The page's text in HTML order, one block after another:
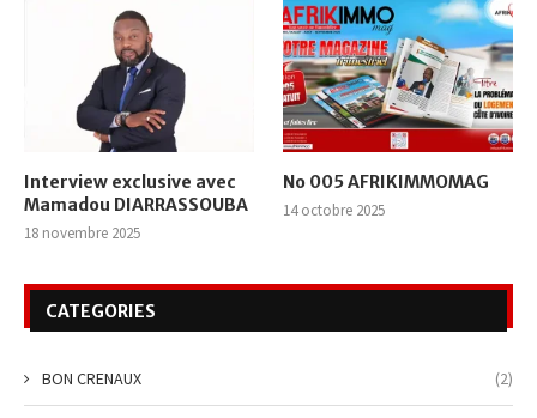
Interview exclusive avec
Mamadou DIARRASSOUBA
18 novembre 2025
No 005 AFRIKIMMOMAG
14 octobre 2025
CATEGORIES
BON CRENAUX (2)